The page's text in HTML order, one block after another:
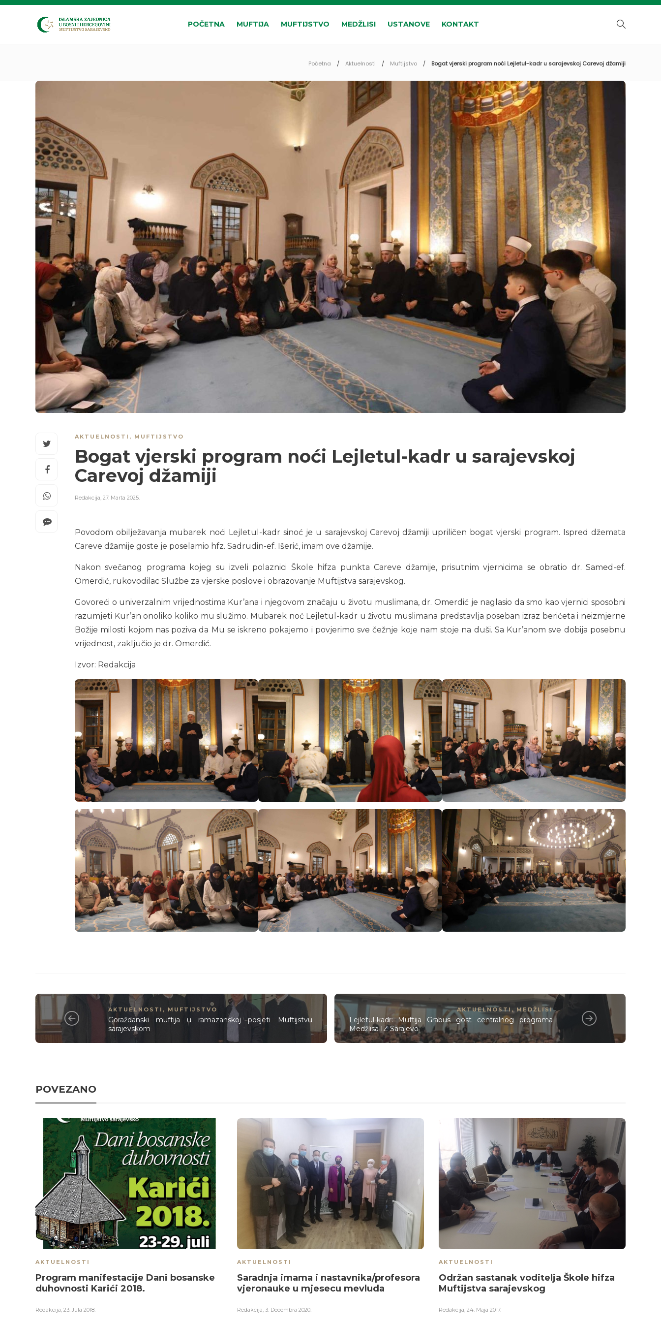
POČETNA MUFTIJA MUFTIJSTVO MEDŽLISI USTANOVE KONTAKT
Početna Aktuelnosti Muftijstvo Bogat vjerski program noći Lejletul-kadr u sarajevskoj Carevoj džamiji
AKTUELNOSTI , MUFTIJSTVO
Bogat vjerski program noći Lejletul-kadr u sarajevskoj
Carevoj džamiji
Redakcija, 27. Marta 2025.
Povodom obilježavanja mubarek noći Lejletul-kadr sinoć je u sarajevskoj Carevoj džamiji upriličen bogat vjerski program. Ispred džemata
Careve džamije goste je poselamio hfz. Sadrudin-ef. Išerić, imam ove džamije.
Nakon svečanog programa kojeg su izveli polaznici Škole hifza punkta Careve džamije, prisutnim vjernicima se obratio dr. Samed-ef.
Omerdić, rukovodilac Službe za vjerske poslove i obrazovanje Muftijstva sarajevskog.
Govoreći o univerzalnim vrijednostima Kur’ana i njegovom značaju u životu muslimana, dr. Omerdić je naglasio da smo kao vjernici sposobni
razumjeti Kur’an onoliko koliko mu služimo. Mubarek noć Lejletul-kadr u životu muslimana predstavlja poseban izraz berićeta i neizmjerne
Božije milosti kojom nas poziva da Mu se iskreno pokajemo i povjerimo sve čežnje koje nam stoje na duši. Sa Kur’anom sve dobija posebnu
vrijednost, zaključio je dr. Omerdić.
Izvor: Redakcija
AKTUELNOSTI , MUFTIJSTVO
Goraždanski muftija u ramazanskoj posjeti Muftijstvu
sarajevskom
AKTUELNOSTI , MEDŽLISI
Lejletul-kadr: Muftija Grabus gost centralnog programa
Medžlisa IZ Sarajevo
POVEZANO
AKTUELNOSTI
Program manifestacije Dani bosanske
duhovnosti Karići 2018.
Redakcija, 23. Jula 2018.
AKTUELNOSTI
Saradnja imama i nastavnika/profesora
vjeronauke u mjesecu mevluda
Redakcija, 3. Decembra 2020.
AKTUELNOSTI
Održan sastanak voditelja Škole hifza
Muftijstva sarajevskog
Redakcija, 24. Maja 2017.